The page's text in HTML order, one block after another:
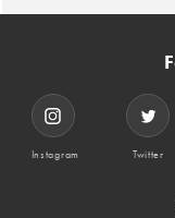
Instagram Twitter